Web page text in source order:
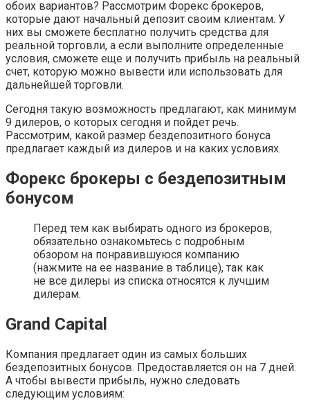
обоих вариантов? Рассмотрим Форекс брокеров,
которые дают начальный депозит своим клиентам. У
них вы сможете бесплатно получить средства для
реальной торговли, а если выполните определенные
условия, сможете еще и получить прибыль на реальный
счет, которую можно вывести или использовать для
дальнейшей торговли.
Сегодня такую возможность предлагают, как минимум
9 дилеров, о которых сегодня и пойдет речь.
Рассмотрим, какой размер бездепозитного бонуса
предлагает каждый из дилеров и на каких условиях.
Форекс брокеры с бездепозитным
бонусом
Перед тем как выбирать одного из брокеров,
обязательно ознакомьтесь с подробным
обзором на понравившуюся компанию
(нажмите на ее название в таблице), так как
не все дилеры из списка относятся к лучшим
дилерам.
Grand Capital
Компания предлагает один из самых больших
бездепозитных бонусов. Предоставляется он на 7 дней.
А чтобы вывести прибыль, нужно следовать
следующим условиям: